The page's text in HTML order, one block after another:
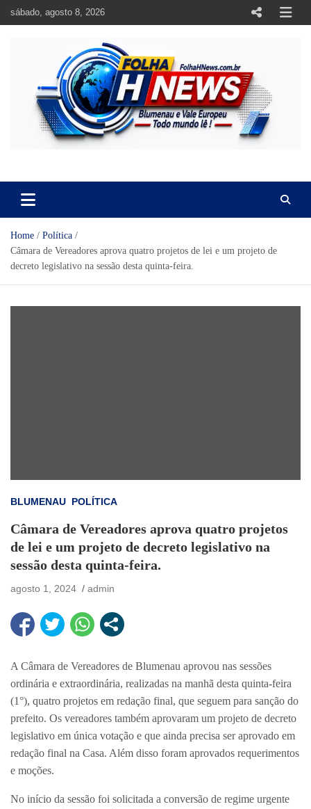
sábado, agosto 8, 2026
Home
Política
Câmara de Vereadores aprova quatro projetos de lei e um projeto de
decreto legislativo na sessão desta quinta-feira.
BLUMENAU POLÍTICA
Câmara de Vereadores aprova quatro projetos
de lei e um projeto de decreto legislativo na
sessão desta quinta-feira.
agosto 1, 2024 admin
A Câmara de Vereadores de Blumenau aprovou nas sessões
ordinária e extraordinária, realizadas na manhã desta quinta-feira
(1°), quatro projetos em redação final, que seguem para sanção do
prefeito. Os vereadores também aprovaram um projeto de decreto
legislativo em única votação e que ainda precisa ser aprovado em
redação final na Casa. Além disso foram aprovados requerimentos
e moções.
No início da sessão foi solicitada a conversão de regime urgente